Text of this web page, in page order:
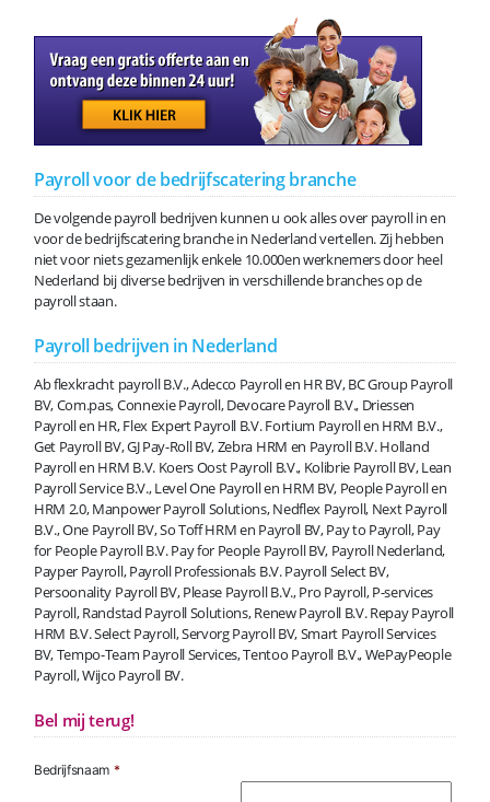
Payroll voor de bedrijfscatering branche
De volgende payroll bedrijven kunnen u ook alles over payroll in en
voor de bedrijfscatering branche in Nederland vertellen. Zij hebben
niet voor niets gezamenlijk enkele 10.000en werknemers door heel
Nederland bij diverse bedrijven in verschillende branches op de
payroll staan.
Payroll bedrijven in Nederland
Ab flexkracht payroll B.V., Adecco Payroll en HR BV, BC Group Payroll
BV, Com.pas, Connexie Payroll, Devocare Payroll B.V., Driessen
Payroll en HR, Flex Expert Payroll B.V. Fortium Payroll en HRM B.V.,
Get Payroll BV, GJ Pay-Roll BV, Zebra HRM en Payroll B.V. Holland
Payroll en HRM B.V. Koers Oost Payroll B.V., Kolibrie Payroll BV, Lean
Payroll Service B.V., Level One Payroll en HRM BV, People Payroll en
HRM 2.0, Manpower Payroll Solutions, Nedflex Payroll, Next Payroll
B.V., One Payroll BV, So Toff HRM en Payroll BV, Pay to Payroll, Pay
for People Payroll B.V. Pay for People Payroll BV, Payroll Nederland,
Payper Payroll, Payroll Professionals B.V. Payroll Select BV,
Persoonality Payroll BV, Please Payroll B.V., Pro Payroll, P-services
Payroll, Randstad Payroll Solutions, Renew Payroll B.V. Repay Payroll
HRM B.V. Select Payroll, Servorg Payroll BV, Smart Payroll Services
BV, Tempo-Team Payroll Services, Tentoo Payroll B.V., WePayPeople
Payroll, Wijco Payroll BV.
Bel mij terug!
Bedrijfsnaam *